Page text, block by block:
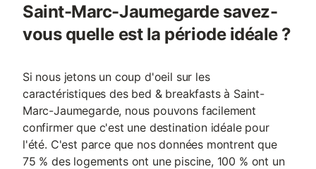
Saint-Marc-Jaumegarde savez-
vous quelle est la période idéale ?
Si nous jetons un coup d'oeil sur les
caractéristiques des bed & breakfasts à Saint-
Marc-Jaumegarde, nous pouvons facilement
confirmer que c'est une destination idéale pour
l'été. C'est parce que nos données montrent que
75 % des logements ont une piscine, 100 % ont un